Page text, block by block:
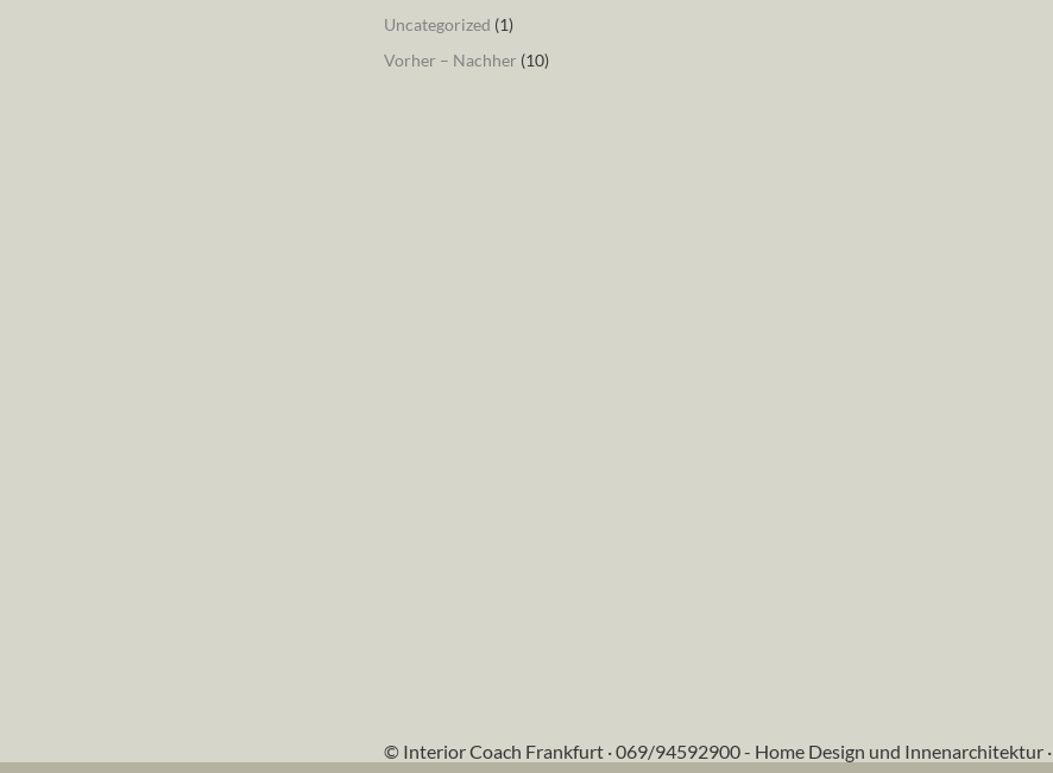
Uncategorized (1)
Vorher – Nachher (10)
© Interior Coach Frankfurt · 069/94592900 - Home Design und Innenarchitektur ·